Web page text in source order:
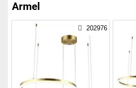
Armel
202976